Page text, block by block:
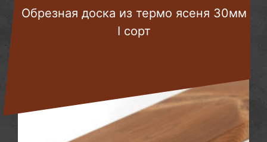
Обрезная доска из термо ясеня 30мм
I сорт